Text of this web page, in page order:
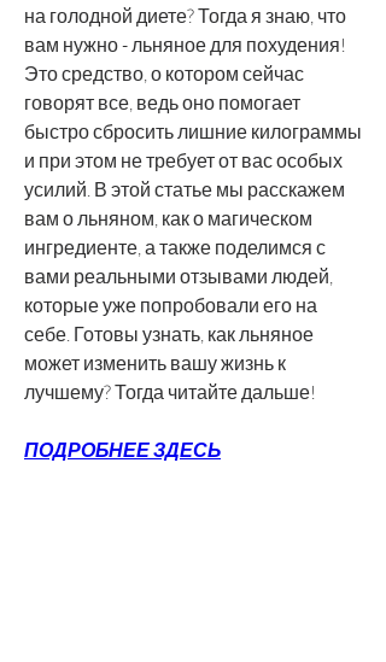
на голодной диете? Тогда я знаю, что
вам нужно - льняное для похудения!
Это средство, о котором сейчас
говорят все, ведь оно помогает
быстро сбросить лишние килограммы
и при этом не требует от вас особых
усилий. В этой статье мы расскажем
вам о льняном, как о магическом
ингредиенте, а также поделимся с
вами реальными отзывами людей,
которые уже попробовали его на
себе. Готовы узнать, как льняное
может изменить вашу жизнь к
лучшему? Тогда читайте дальше!
ПОДРОБНЕЕ ЗДЕСЬ